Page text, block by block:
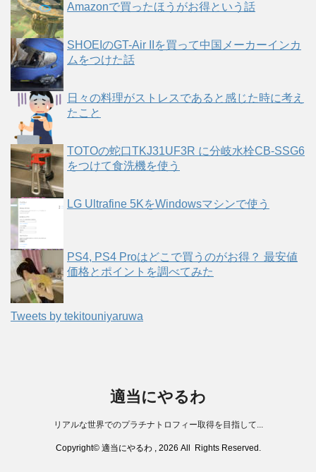
Amazonで買ったほうがお得という話
SHOEIのGT-Air IIを買って中国メーカーインカ
ムをつけた話
日々の料理がストレスであると感じた時に考え
たこと
TOTOの蛇口TKJ31UF3R に分岐水栓CB-SSG6
をつけて食洗機を使う
LG Ultrafine 5KをWindowsマシンで使う
PS4, PS4 Proはどこで買うのがお得？ 最安値
価格とポイントを調べてみた
Tweets by tekitouniyaruwa
適当にやるわ
リアルな世界でのプラチナトロフィー取得を目指して...
Copyright© 適当にやるわ , 2026 All Rights Reserved.